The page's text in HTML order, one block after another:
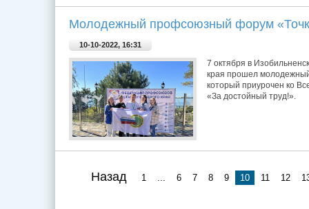
Молодежный профсоюзный форум
10-10-2022, 16:31
7 октября в
края прошел
который приурочен ко
«За достойный труд!».
Назад 1 ... 6 7 8 9 10 11 12